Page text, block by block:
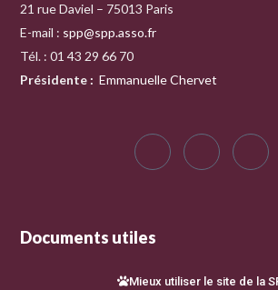
21 rue Daviel – 75013 Paris
E-mail : spp@spp.asso.fr
Tél. : 01 43 29 66 70
Présidente : Emmanuelle Chervet
Documents utiles
Mieux utiliser le site de la